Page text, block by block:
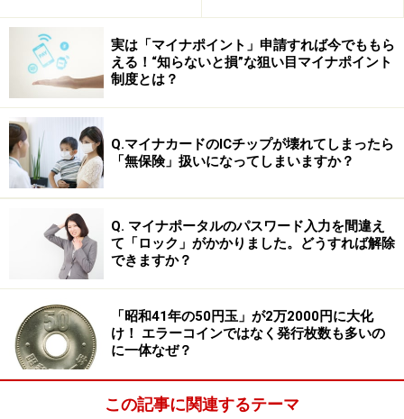
など「経済的」なことに対して「
る、つまり自国の支配下に置くことができる海域のこと
です。海中の水産資源や海底の天然資源は、排他的経済
水域を持つ沿岸国のものであり、他国が勝手に取ること
はできません。こうした権利が「経済的主権」の一例で
す。
だし、これらは領土にはなりません）、海流や風を利用
した発電などを行うこともできます。そして、それらに
ついて国内法で定めを設けることができます。排他的経
済水域は、国連海洋法条約（第57条）によって、沿岸か
ら最大200カイリ（1カイリ＝およそ1.8km）まで設定す
ることが認められています。半径200カイリの円には、
九州・四国・本州の半分を収めることができます。
実は「マイナポイント」申請すれば今でももら
える！“知らないと損”な狙い目マイナポイント
制度とは？
Q.マイナカードのICチップが壊れてしまったら
「無保険」扱いになってしまいますか？
Q. マイナポータルのパスワード入力を間違え
て「ロック」がかかりました。どうすれば解除
できますか？
「昭和41年の50円玉」が2万2000円に大化
け！ エラーコインではなく発行枚数も多いの
に一体なぜ？
この記事に関連するテーマ